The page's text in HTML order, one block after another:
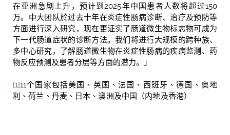
在亚洲急剧上升，预计到2025年中国患者人数将超过150
万。中大团队於过去十年在炎症性肠病诊断、治疗及预防等
方面进行深入研究，现在更证实了肠道微生物标志物可成为
下一代肠道症状的诊断方法。我们将进行大规模的跨种族、
多中心研究，了解肠道微生物在炎症性肠病的疾病监测、药
物反应预测及患者分层等方面的潜力。」
[1]11个国家包括美国、英国、法国、西班牙、德国、奥地
利、荷兰、丹麦、日本、澳洲及中国（内地及香港）